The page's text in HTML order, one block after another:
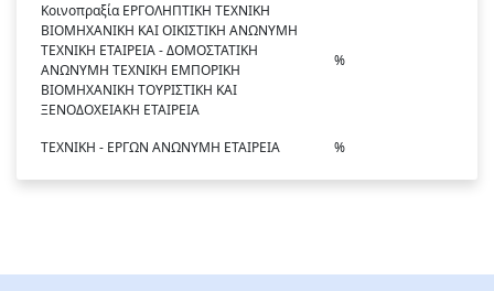
Κοινοπραξία ΕΡΓΟΛΗΠΤΙΚΗ ΤΕΧΝΙΚΗ
ΒΙΟΜΗΧΑΝΙΚΗ ΚΑΙ ΟΙΚΙΣΤΙΚΗ ΑΝΩΝΥΜΗ
ΤΕΧΝΙΚΗ ΕΤΑΙΡΕΙΑ - ΔΟΜΟΣΤΑΤΙΚΗ
ΑΝΩΝΥΜΗ ΤΕΧΝΙΚΗ ΕΜΠΟΡΙΚΗ
ΒΙΟMΗΧΑΝΙΚΗ ΤΟΥΡΙΣΤΙΚΗ ΚΑΙ
ΞΕΝΟΔΟΧΕΙΑΚΗ ΕΤΑΙΡΕΙΑ
%
ΤΕΧΝΙΚΗ - ΕΡΓΩΝ ΑΝΩΝΥΜΗ ΕΤΑΙΡΕΙΑ %